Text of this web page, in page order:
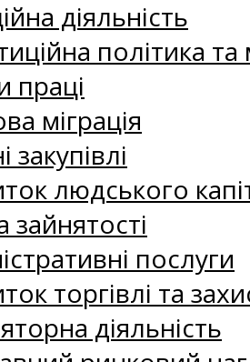
діяльність
політика
праці
міграція
закупівлі
людського
зайнятості
послуги
торгівлі та
діяльність